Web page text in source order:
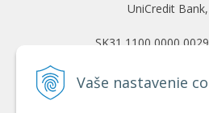
Vaše nastavenie
UniCredit
SK31 1100 0000